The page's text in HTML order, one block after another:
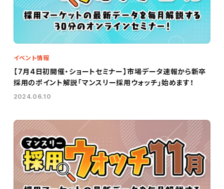
イベント情報
【7月4日初開催・ショートセミナー】市場データ速報から新卒
採用のポイント解説「マンスリー採用ウォッチ」始めます！
2024.06.10